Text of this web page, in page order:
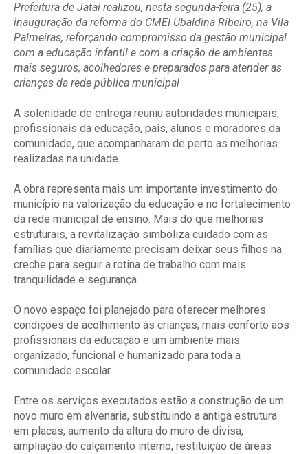
Prefeitura de Jataí realizou, nesta segunda-feira (25), a
inauguração da reforma do CMEI Ubaldina Ribeiro, na Vila
Palmeiras, reforçando compromisso da gestão municipal
com a educação infantil e com a criação de ambientes
mais seguros, acolhedores e preparados para atender as
crianças da rede pública municipal
A solenidade de entrega reuniu autoridades municipais,
profissionais da educação, pais, alunos e moradores da
comunidade, que acompanharam de perto as melhorias
realizadas na unidade.
A obra representa mais um importante investimento do
município na valorização da educação e no fortalecimento
da rede municipal de ensino. Mais do que melhorias
estruturais, a revitalização simboliza cuidado com as
famílias que diariamente precisam deixar seus filhos na
creche para seguir a rotina de trabalho com mais
tranquilidade e segurança.
O novo espaço foi planejado para oferecer melhores
condições de acolhimento às crianças, mais conforto aos
profissionais da educação e um ambiente mais
organizado, funcional e humanizado para toda a
comunidade escolar.
Entre os serviços executados estão a construção de um
novo muro em alvenaria, substituindo a antiga estrutura
em placas, aumento da altura do muro de divisa,
ampliação do calçamento interno, restituição de áreas